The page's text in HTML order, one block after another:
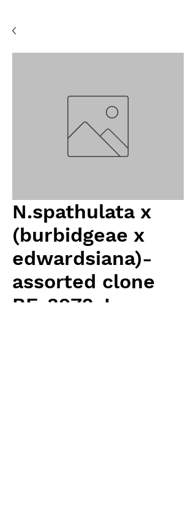
N.spathulata x
(burbidgeae x
edwardsiana)-
assorted clone
BE-3978-L